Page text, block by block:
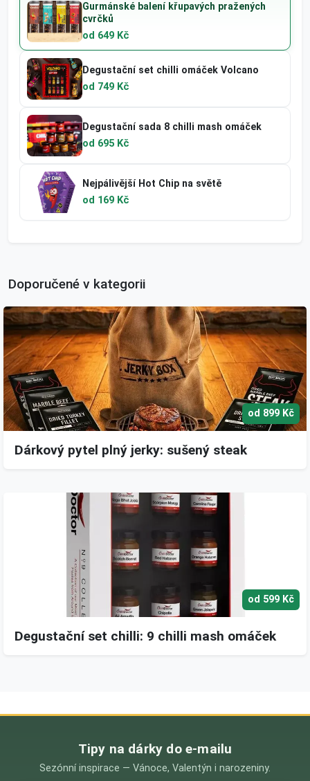
Gurmánské balení křupavých pražených
cvrčků
od 649 Kč
Degustační set chilli omáček Volcano
od 749 Kč
Degustační sada 8 chilli mash omáček
od 695 Kč
Nejpálivější Hot Chip na světě
od 169 Kč
Doporučené v kategorii
od 899 Kč
Dárkový pytel plný jerky: sušený steak
od 599 Kč
Degustační set chilli: 9 chilli mash omáček
Tipy na dárky do e-mailu
Sezónní inspirace — Vánoce, Valentýn i narozeniny.